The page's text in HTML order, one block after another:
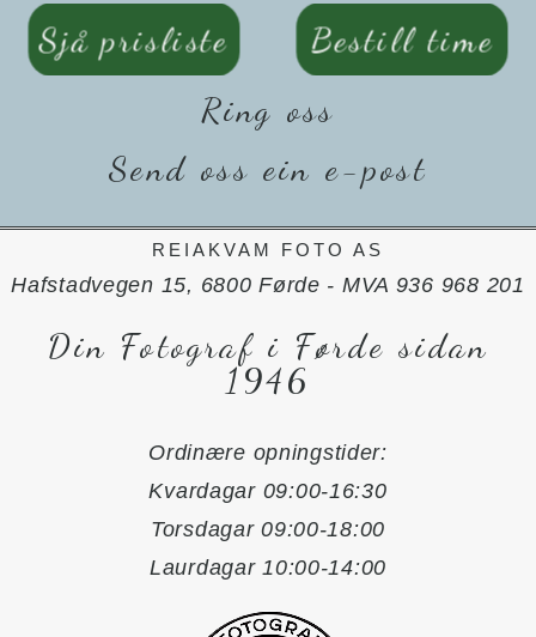
Sjå prisliste Bestill time
Ring oss
Send oss ein e-post
REIAKVAM FOTO AS
Hafstadvegen 15, 6800 Førde - MVA 936 968 201
Din Fotograf i Førde sidan
1946
Ordinære opningstider:
Kvardagar 09:00-16:30
Torsdagar 09:00-18:00
Laurdagar 10:00-14:00